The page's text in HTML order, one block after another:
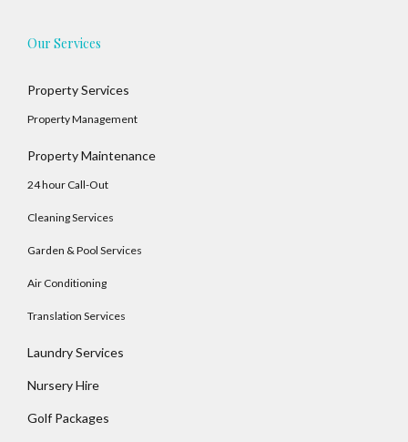
Our Services
Property Services
Property Management
Property Maintenance
24 hour Call-Out
Cleaning Services
Garden & Pool Services
Air Conditioning
Translation Services
Laundry Services
Nursery Hire
Golf Packages